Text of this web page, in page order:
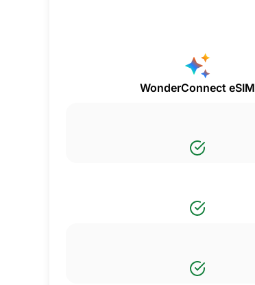
WonderConnect eSIM